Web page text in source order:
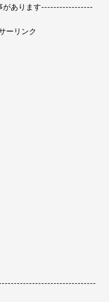
があります-----------------
ーリンク